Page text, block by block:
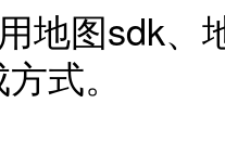
地图sdk
式。